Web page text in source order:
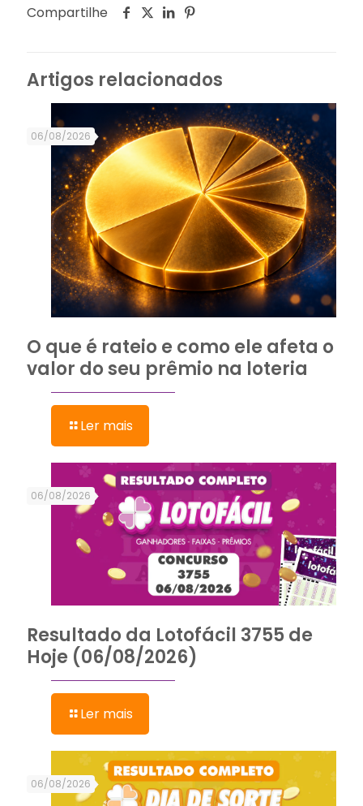
Compartilhe
Artigos relacionados
06/08/2026
O que é rateio e como ele afeta o
valor do seu prêmio na loteria
Ler mais
06/08/2026
Resultado da Lotofácil 3755 de
Hoje (06/08/2026)
Ler mais
06/08/2026